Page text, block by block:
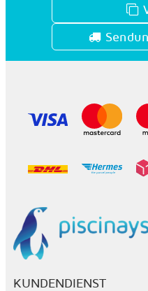
KUNDENDIENST